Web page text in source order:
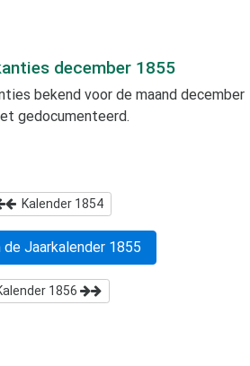
december 1855
bekend voor de maand december
gedocumenteerd.
Kalender 1854
de Jaarkalender 1855
1856